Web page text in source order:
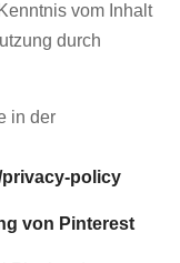
vom Inhalt
durch
in der
privacy-policy
von Pinterest